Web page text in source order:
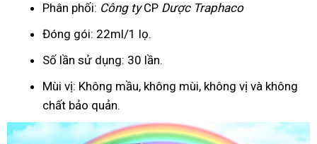
Phân phối: Công tyCP Dược Traphaco
Đóng gói: 22ml/1 lọ.
Số lần sử dụng: 30 lần.
Mùi vị: Không mầu, không mùi, không vị và không
chất bảo quản.